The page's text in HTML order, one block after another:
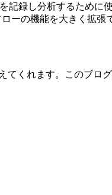
録し分析するために使
ーの機能を大きく拡張
てくれます。このブロ